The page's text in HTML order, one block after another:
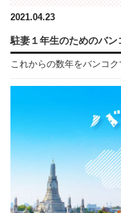
2021.04.23
駐妻１年生のためのバン
これからの数年をバンコ